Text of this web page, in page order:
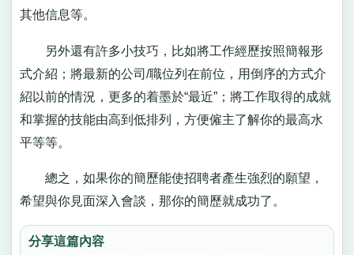
其他信息等。
另外還有許多小技巧，比如將工作經歷按照簡報形
式介紹；將最新的公司/職位列在前位，用倒序的方式介
紹以前的情況，更多的着墨於“最近”；將工作取得的成就
和掌握的技能由高到低排列，方便僱主了解你的最高水
平等等。
總之，如果你的簡歷能使招聘者產生強烈的願望，
希望與你見面深入會談，那你的簡歷就成功了。
分享這篇內容